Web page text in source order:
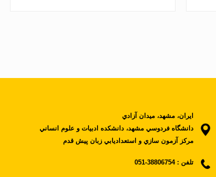
ايران، مشهد، ميدان آزادي
دانشگاه فردوسي مشهد، دانشکده ادبيات و علوم انساني
مرکز آزمون سازي و استعداديابي زبان پيش قدم
تلفن :38806754-051